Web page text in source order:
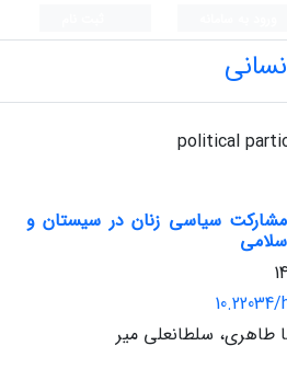
political
سیاسی زنان در سیستان و
طاهری، سلطانعلی میر